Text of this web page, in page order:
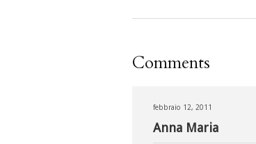
Comments
febbraio 12, 2011
Anna Maria